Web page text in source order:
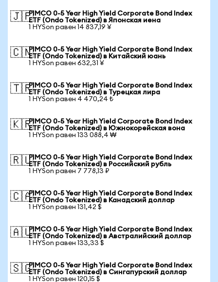
🇯🇵PIMCO 0-5 Year High Yield Corporate Bond Index
ETF (Ondo Tokenized) в Японская иена
1 HYSon равен 14 837,19 ¥
🇨🇳PIMCO 0-5 Year High Yield Corporate Bond Index
ETF (Ondo Tokenized) в Китайский юань
1 HYSon равен 632,31 ¥
🇹🇷PIMCO 0-5 Year High Yield Corporate Bond Index
ETF (Ondo Tokenized) в Турецкая лира
1 HYSon равен 4 470,24 ₺
🇰🇷PIMCO 0-5 Year High Yield Corporate Bond Index
ETF (Ondo Tokenized) в Южнокорейская вона
1 HYSon равен 133 088,4 ₩
🇷🇺PIMCO 0-5 Year High Yield Corporate Bond Index
ETF (Ondo Tokenized) в Российский рубль
1 HYSon равен 7 778,13 ₽
🇨🇦PIMCO 0-5 Year High Yield Corporate Bond Index
ETF (Ondo Tokenized) в Канадский доллар
1 HYSon равен 131,42 $
🇦🇺PIMCO 0-5 Year High Yield Corporate Bond Index
ETF (Ondo Tokenized) в Австралийский доллар
1 HYSon равен 133,33 $
🇸🇬PIMCO 0-5 Year High Yield Corporate Bond Index
ETF (Ondo Tokenized) в Сингапурский доллар
1 HYSon равен 120,15 $